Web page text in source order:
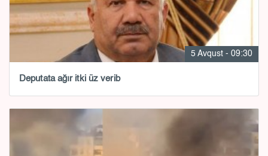
5 Avqust - 09:30
Deputata ağır itki üz verib